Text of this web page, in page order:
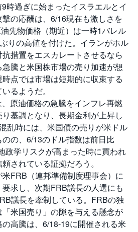
時過ぎに始まったイスラエルとイ
の応酬は、6/16現在も激しさを
先物価格（期近）は一時1バレル
りの高値を付けた。イランがホル
措置をエスカレートさせるなら
騰と米国株市場の売り加速が想
点では市場は短期的に収束する
るようだ。
原油価格の急騰をインフレ再燃
基調となり、長期金利が上昇し
乱時には、米国債の売りが米ドル
の、6/13のドル指数は前日比
政学リスクが高まった時に買われ
されている証拠だろう。
米FRB（連邦準備制度理事会）に
求し、次期FRB議長の人選にも
議長を牽制している。FRBの独
米国売り」の隙を与える懸念が
高騰は、6/18-19に開催される米